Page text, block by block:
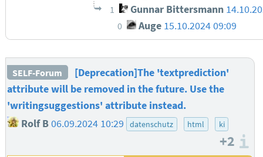
1 Gunnar Bittersmann
0 Auge 15.10.2024 09:09
SELF-Forum
[Deprecation]The 'textprediction'
attribute will be removed in the future. Use the
'writingsuggestions' attribute instead.
Rolf B 06.09.2024 10:29 datenschutz html ki
+2